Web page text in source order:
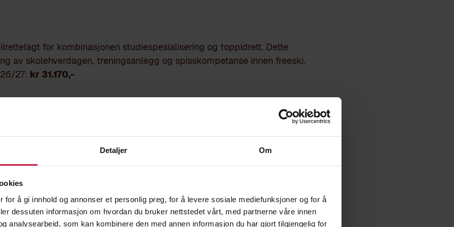
Detaljer Om
for å gi innhold og annonser et personlig preg, for å levere sosiale mediefunksjoner og for å
dessuten informasjon om hvordan du bruker nettstedet vårt, med partnerne våre innen
analysearbeid, som kan kombinere den med annen informasjon du har gjort tilgjengelig for
for kombinasjonen studiespesialisering og toppidrett. Dette
av skolehverdagen, treningsanlegg og spisskompetanse innen freeski.
27: kr 31.170,-
for å delta i den daglige treningen. Tilbudet inkluderer:
av utøvere
kompetente trenere
og Kvitfjell